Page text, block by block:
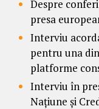
Despre
presa
Interviu
pentru una
platforme
Interviu în
Națiune și